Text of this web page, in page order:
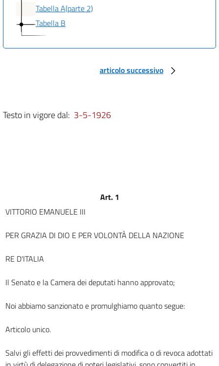
Tabella A(parte 2)
Tabella B
articolo successivo
Testo in vigore dal: 3-5-1926
Art. 1
VITTORIO EMANUELE III
PER GRAZIA DI DIO E PER VOLONTÀ DELLA NAZIONE
RE D'ITALIA
Il Senato e la Camera dei deputati hanno approvato;
Noi abbiamo sanzionato e promulghiamo quanto segue:
Articolo unico.
Salvi gli effetti dei provvedimenti di modifica o di revoca adottati